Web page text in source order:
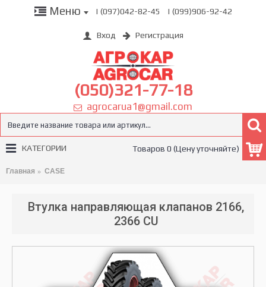
Меню | (097)042-82-45 | (099)906-92-42
Вход Регистрация
(050)321-77-18
agrocarua1@gmail.com
Товаров 0 (Цену уточняйте)
КАТЕГОРИИ
Главная CASE
Втулка направляющая клапанов 2166,
2366 CU